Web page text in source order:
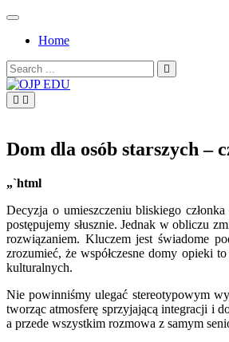
Skip
contentHome
Search
for:
Dom dla osób starszych –
„`html
Decyzja o umieszczeniu bliskiego
postępujemy słusznie. Jednak w obliczu
rozwiązaniem. Kluczem jest świadome
zrozumieć, że współczesne domy opieki
kulturalnych.
Nie powinniśmy ulegać stereotypowym
tworząc atmosferę sprzyjającą integracji i
a przede wszystkim rozmowa z samym